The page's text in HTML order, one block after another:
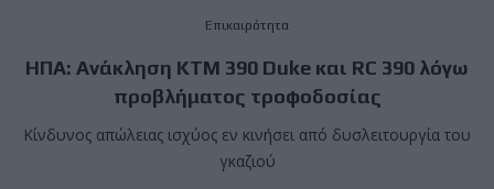
Επικαιρότητα
ΗΠΑ: Ανάκληση KTM 390 Duke και RC 390 λόγω
προβλήματος τροφοδοσίας
Κίνδυνος απώλειας ισχύος εν κινήσει από δυσλειτουργία του
γκαζιού